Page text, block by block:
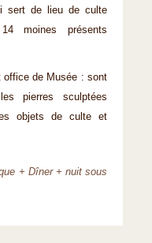
sert de lieu de culte
moines présents
office de Musée : sont
pierres sculptées
objets de culte et
+ Dîner + nuit sous